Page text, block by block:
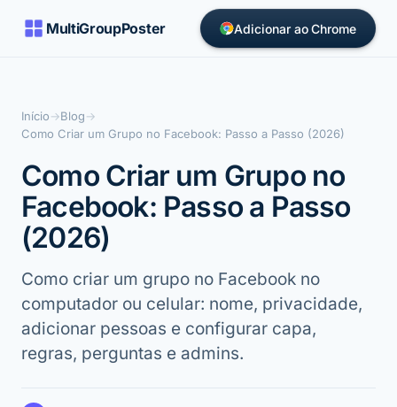
MultiGroupPoster Adicionar ao Chrome
Início→Blog→
Como Criar um Grupo no Facebook: Passo a Passo (2026)
Como Criar um Grupo no
Facebook: Passo a Passo
(2026)
Como criar um grupo no Facebook no
computador ou celular: nome, privacidade,
adicionar pessoas e configurar capa,
regras, perguntas e admins.